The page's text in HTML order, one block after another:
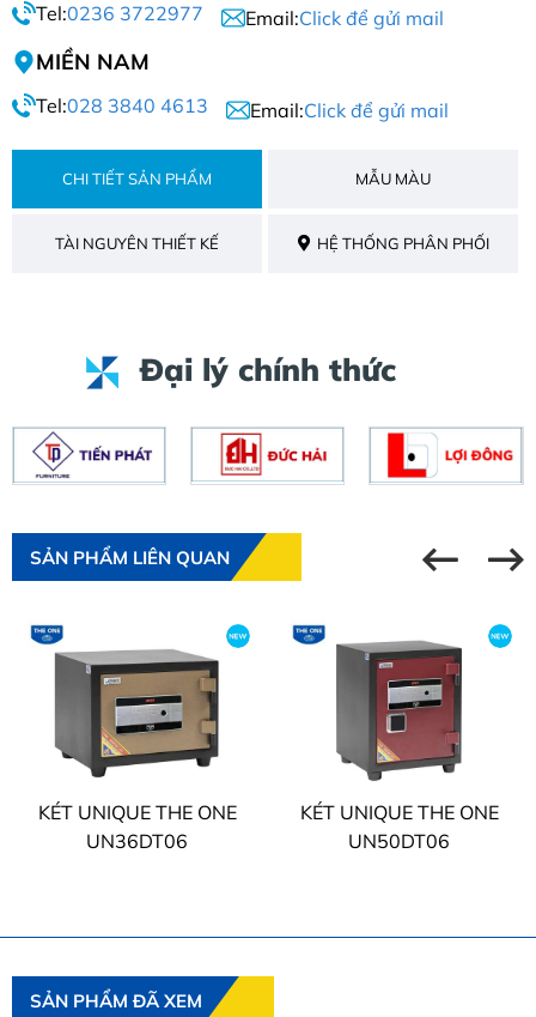
Tel:0236 3722977 Email:Click để gửi mail
MIỀN NAM
Tel:028 3840 4613 Email:Click để gửi mail
CHI TIẾT SẢN PHẨM MẪU MÀU
TÀI NGUYÊN THIẾT KẾ HỆ THỐNG PHÂN PHỐI
Đại lý chính thức
SẢN PHẨM LIÊN QUAN
KÉT UNIQUE THE ONE
UN36DT06
KÉT UNIQUE THE ONE
UN50DT06
SẢN PHẨM ĐÃ XEM